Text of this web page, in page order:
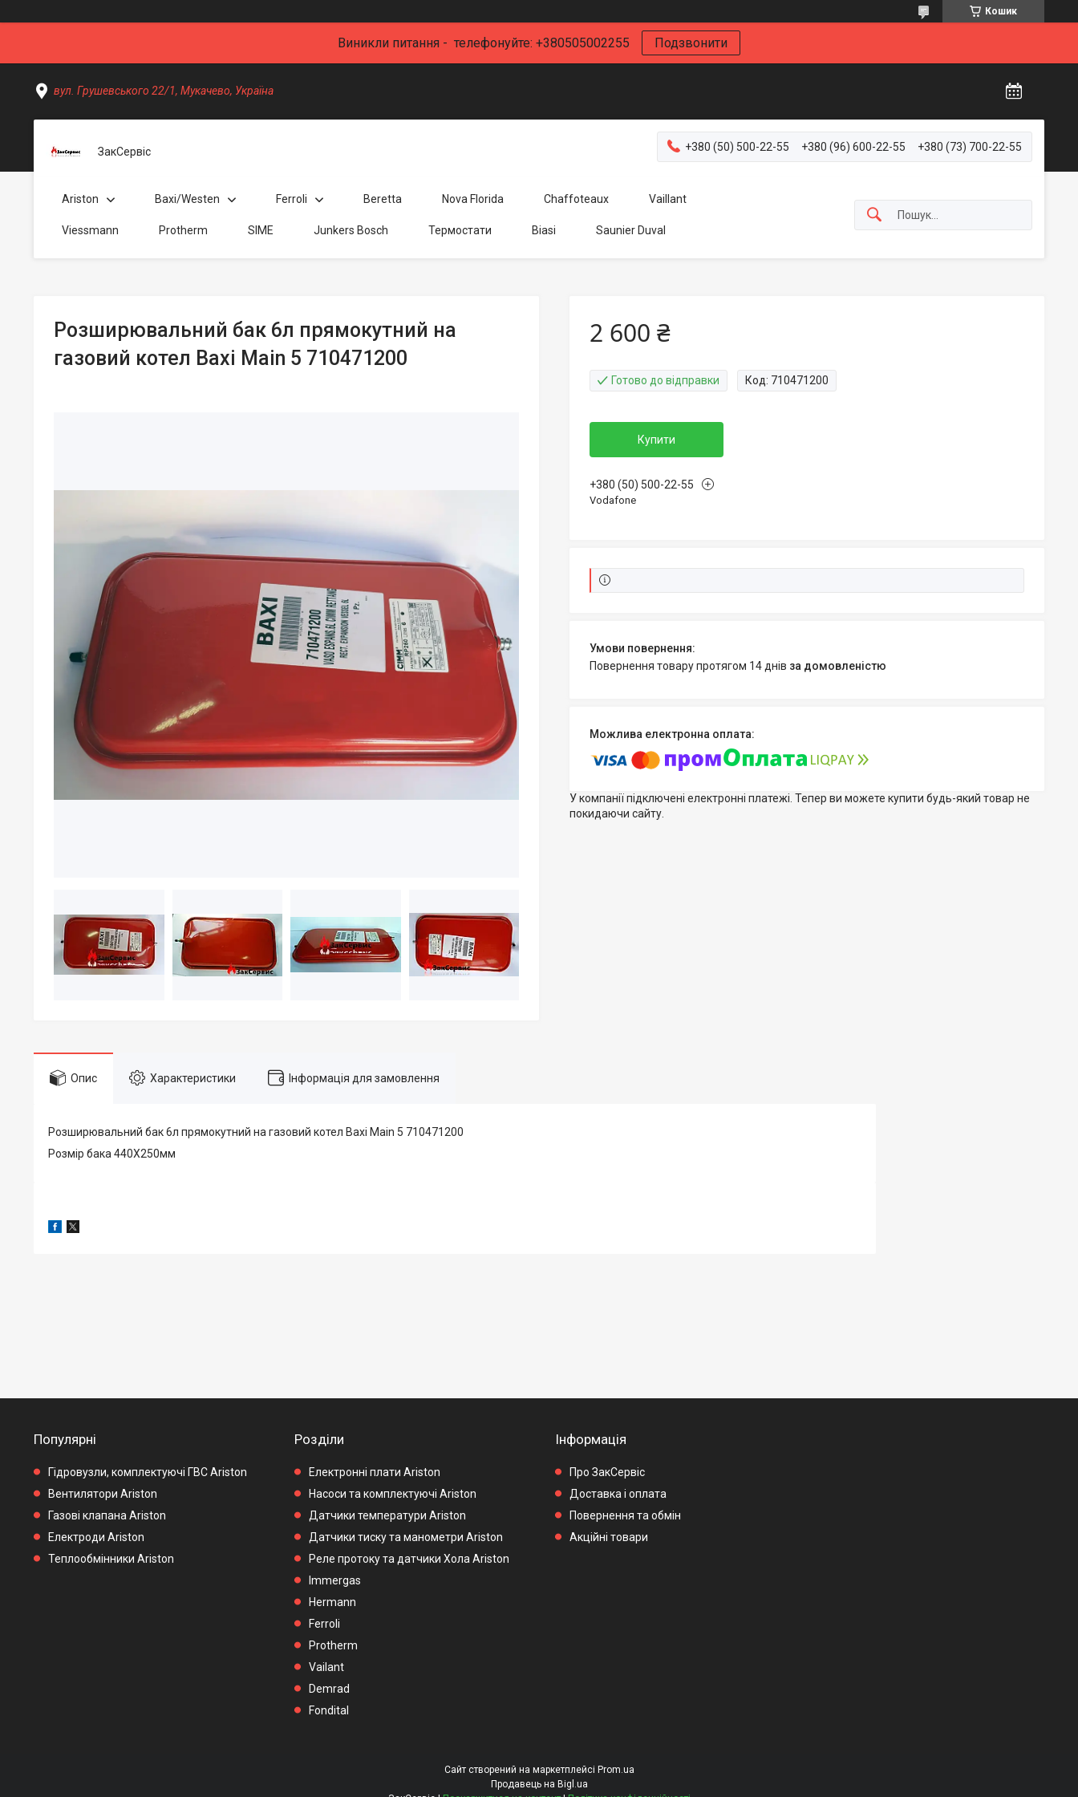
Кошик
Виникли питання - телефонуйте: +380505002255 Подзвонити
вул. Грушевського 22/1, Мукачево, Україна
ЗакСервіс +380 (50) 500-22-55 +380 (96) 600-22-55 +380 (73) 700-22-55
Ariston Baxi/Westen Ferroli Beretta Nova Florida Chaffoteaux Vaillant
Viessmann Protherm SIME Junkers Bosch Термостати Biasi Saunier Duval
Розширювальний бак 6л прямокутний на
газовий котел Baxi Main 5 710471200
2 600 ₴
Готово до відправки Код: 710471200
Купити
+380 (50) 500-22-55
Vodafone
повернення товару протягом 14 днів за домовленістю
У компанії підключені електронні платежі. Тепер ви можете купити будь-який товар не
покидаючи сайту.
Опис Характеристики Інформація для замовлення
Розширювальний бак 6л прямокутний на газовий котел Baxi Main 5 710471200
Розмір бака 440Х250мм
Популярні
Гідровузли, комплектуючі ГВС Ariston
Вентилятори Ariston
Газові клапана Ariston
Електроди Ariston
Теплообмінники Ariston
Розділи
Електронні плати Ariston
Насоси та комплектуючі Ariston
Датчики температури Ariston
Датчики тиску та манометри Ariston
Реле протоку та датчики Хола Ariston
Immergas
Hermann
Ferroli
Protherm
Vailant
Demrad
Fondital
Інформація
Про ЗакСервіс
Доставка і оплата
Повернення та обмін
Акційні товари
Сайт створений на маркетплейсі Prom.ua
Продавець на Bigl.ua